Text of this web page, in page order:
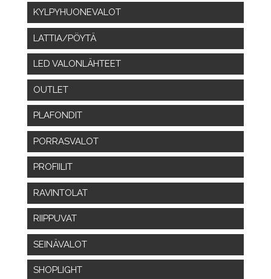
KYLPYHUONEVALOT
LATTIA/PÖYTÄ
LED VALONLÄHTEET
OUTLET
PLAFONDIT
PORRASVALOT
PROFIILIT
RAVINTOLAT
RIIPPUVAT
SEINÄVALOT
SHOPLIGHT